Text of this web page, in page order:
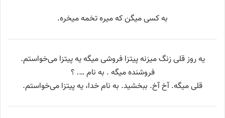
به کسی میگن که میره تخمه میخره.
یه روز قلی زنگ میزنه پيتزا فروشی میگه يه پیتزا می‌خواستم.
فروشنده میگه . به نام …. ؟
قلی میگه. آخ آخ. ببخشید. به نام خدا، يه پیتزا می‌خواستم.